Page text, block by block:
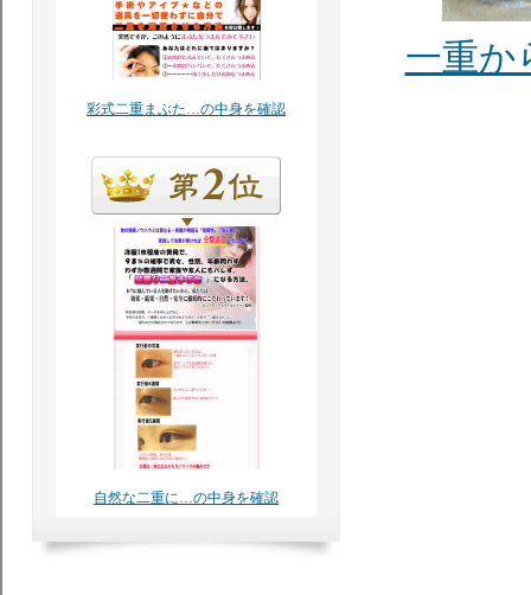
一重か
彩式二重まぶた…の中身を確認
自然な二重に…の中身を確認